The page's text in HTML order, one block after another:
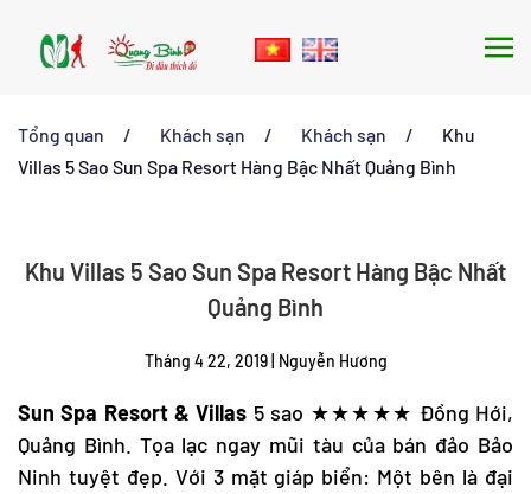
Skip to main content
Tổng quan Khách sạn Khách sạn
Khu
Villas 5 Sao Sun Spa Resort Hàng Bậc Nhất Quảng Bình
Khu Villas 5 Sao Sun Spa Resort Hàng Bậc Nhất
Quảng Bình
Tháng 4 22, 2019| Nguyễn Hương
Sun Spa Resort & Villas 5 sao ★★★★★ Đồng Hới,
Quảng Bình. Tọa lạc ngay mũi tàu của bán đảo Bảo
Ninh tuyệt đẹp. Với 3 mặt giáp biển: Một bên là đại